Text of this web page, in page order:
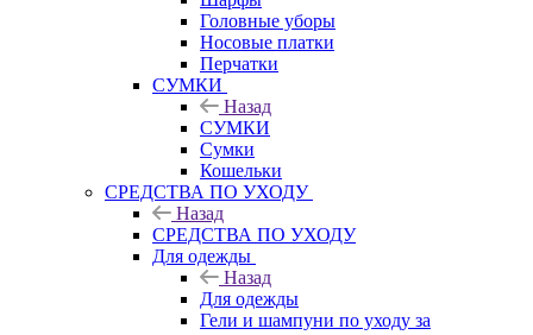
Головные уборы
Носовые платки
Перчатки
СУМКИ
Назад
СУМКИ
Сумки
Кошельки
CРЕДСТВА ПО УХОДУ
Назад
CРЕДСТВА ПО УХОДУ
Для одежды
Назад
Для одежды
Гели и шампуни по уходу за